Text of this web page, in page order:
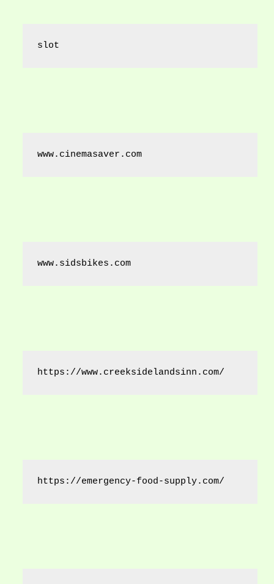
slot
www.cinemasaver.com
www.sidsbikes.com
https://www.creeksidelandsinn.com/
https://emergency-food-supply.com/